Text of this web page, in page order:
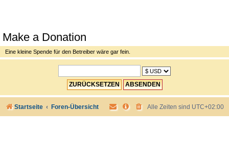
Make a Donation
Eine kleine Spende für den Betreiber wäre gar fein.
Startseite Foren-Übersicht Alle Zeiten sind UTC+02:00